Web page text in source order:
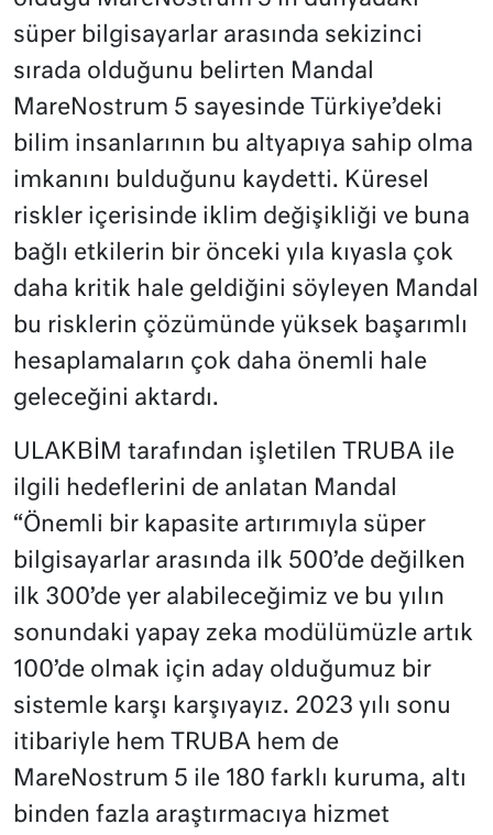
süper bilgisayarlar arasında sekizinci
sırada olduğunu belirten Mandal
MareNostrum 5 sayesinde Türkiye’deki
bilim insanlarının bu altyapıya sahip olma
imkanını bulduğunu kaydetti. Küresel
riskler içerisinde iklim değişikliği ve buna
bağlı etkilerin bir önceki yıla kıyasla çok
daha kritik hale geldiğini söyleyen Mandal
bu risklerin çözümünde yüksek başarımlı
hesaplamaların çok daha önemli hale
geleceğini aktardı.
ULAKBİM tarafından işletilen TRUBA ile
ilgili hedeflerini de anlatan Mandal
“Önemli bir kapasite artırımıyla süper
bilgisayarlar arasında ilk 500’de değilken
ilk 300’de yer alabileceğimiz ve bu yılın
sonundaki yapay zeka modülümüzle artık
100’de olmak için aday olduğumuz bir
sistemle karşı karşıyayız. 2023 yılı sonu
itibariyle hem TRUBA hem de
MareNostrum 5 ile 180 farklı kuruma, altı
binden fazla araştırmacıya hizmet